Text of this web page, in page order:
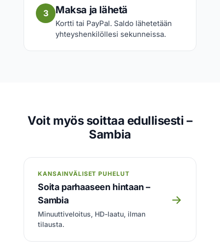
3 Maksa ja lähetä
Kortti tai PayPal. Saldo lähetetään
yhteyshenkilöllesi sekunneissa.
Voit myös soittaa edullisesti –
Sambia
KANSAINVÄLISET PUHELUT
Soita parhaaseen hintaan –
Sambia
Minuuttiveloitus, HD-laatu, ilman
tilausta.
→